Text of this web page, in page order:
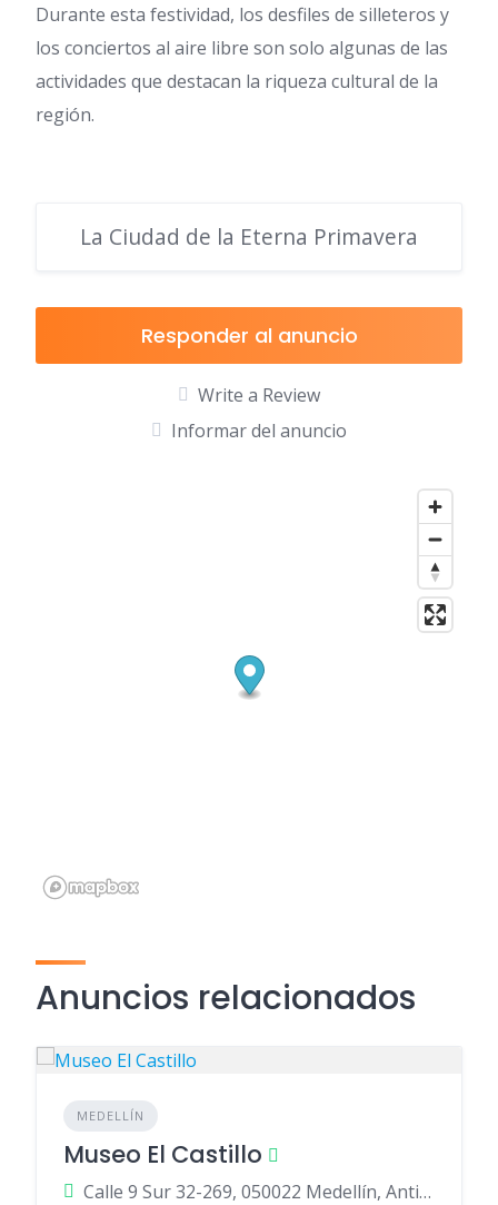
Durante esta festividad, los desfiles de silleteros y
los conciertos al aire libre son solo algunas de las
actividades que destacan la riqueza cultural de la
región.
La Ciudad de la Eterna Primavera
Responder al anuncio
Write a Review
Informar del anuncio
Anuncios relacionados
MEDELLÍN
Museo El Castillo
Calle 9 Sur 32-269, 050022 Medellín, Antioquia, Colombia